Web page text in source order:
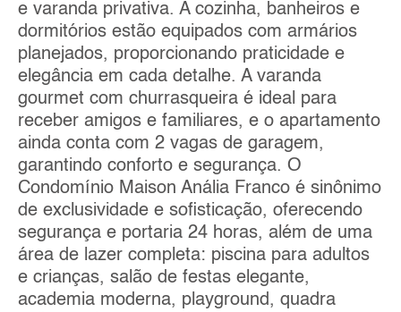
e varanda privativa. A cozinha, banheiros e
dormitórios estão equipados com armários
planejados, proporcionando praticidade e
elegância em cada detalhe. A varanda
gourmet com churrasqueira é ideal para
receber amigos e familiares, e o apartamento
ainda conta com 2 vagas de garagem,
garantindo conforto e segurança. O
Condomínio Maison Anália Franco é sinônimo
de exclusividade e sofisticação, oferecendo
segurança e portaria 24 horas, além de uma
área de lazer completa: piscina para adultos
e crianças, salão de festas elegante,
academia moderna, playground, quadra